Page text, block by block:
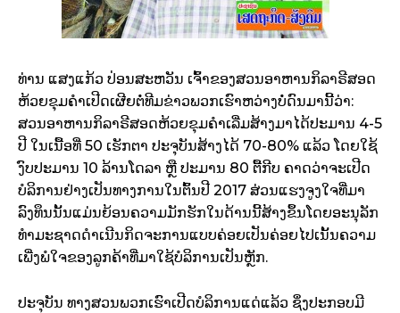
ທ່ານ ແສງ​ແກ້ວ ປ່ອນ​ສະ­ຫວັນ ເຈົ້າຂອງ​ສວນ​ອາ­ຫານ​ກິ­ລາ​ຣີ​ສອດ​
ຫ້ວຍ​ຂຸມຄຳ​ເປີດ­ເຜີຍ​ຕໍ່​ທີມ​ຂ່າວ​ພວກ​ເຮົາ​ຫວ່າງບໍ່​ດົນ​ມາ​ນີ້​ວ່າ:
ສວນ​ອາ­ຫານ​ກິ­ລາ​ຣີ​ສອດຫ້ວຍ​ຂຸມ​ຄຳ​ເລີ່ມ​ສ້າງ​ມາ​ໄດ້​ປະ­ມານ 4-5
ປີ ໃນ​ເນື້ອ­ທີ່ 50 ເຮັກ­ຕາ ປະ­ຈຸ​ບັນ​ສ້າງໄດ້ 70-80% ແລ້ວ ໂດຍ​ໃຊ້​
ງົບ­ປະ­ມານ 10 ລ້ານ​ໂດ​ລາ ຫຼື ປະ­ມານ 80 ຕື້​ກີບ ຄາດ​ວ່າ​ຈະ​ເປີດ​
ບໍ­ລິ­ການ​ຢ່າງ​ເປັນ​ທາງການ​ໃນ​ຕົ້ນ​ປີ 2017 ສ່ວນ​ແຮງ​ຈູງ​ໃຈ​ທີ່ມາ​
ລົງ­ທຶນ​ນັ້ນ​ແມ່ນ​ຍ້ອນ​ຄວາມ​ມັກ​ຮັກໃນ​ດ້ານ​ນີ້​ສ້າງ​ຂຶ້ນ​ໂດຍ​ອະ­ນຸ­ລັກ​
ທຳ​ມະຊາດ​ດຳ­ເນີນ​ກິດ­ຈະ­ການ​ແບບ​ຄ່ອຍ​ເປັນ​ຄ່ອຍ​ໄປ​ເນັ້ນ​ຄວາມ​
ເພີ່ງ​ພໍ­ໃຈ​ຂອງ​ລູກ​ຄ້າ​ທີ່​ມາ​ໃຊ້​ບໍ­ລິ­ການ​ເປັນ​ຫຼັກ.
ປະ­ຈຸ​ບັນ ທາງ​ສວນ​ພວກ​ເຮົາ​ເປີດ​ບໍລິ​ການ​ແດ່​ແລ້ວ ຊຶ່ງ​ປະ­ກອບ​ມີ​